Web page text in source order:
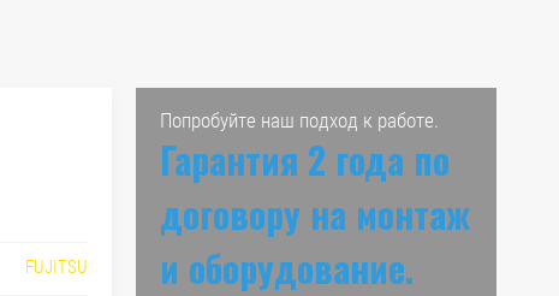
FUJITSU
Попробуйте наш подход к работе.
Гарантия 2 года по
договору на монтаж
и оборудование.